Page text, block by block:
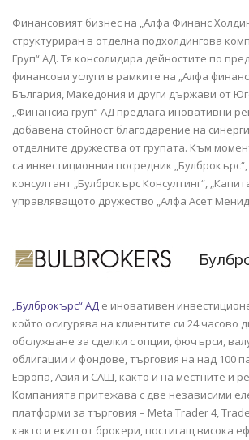
Финансовият бизнес на „Алфа Финанс
структуриран в отделна подхолдингова
Груп“ АД. Тя консолидира дейностите по
финансови услуги в рамките на „Алфа
България, Македония и други държави от
„Финансиа груп“ АД предлага иновативни
добавена стойност благодарение на
отделните дружества от групата. Към
са инвестиционния посредник
консултант „Булброкърс Консултинг“,
управляващото дружество „Алфа Асет
„Булброкърс“ АД е иновативен
който осигурява на клиентите си 24 часово
обслужване за сделки с опции, фючърси,
облигации и фондове, търговия на над 100
Европа, Азия и САЩ, както и на местните и
Компанията притежава с две независими
платформи за търговия – Meta Trader 4,
както и екип от брокери, постигащ висока